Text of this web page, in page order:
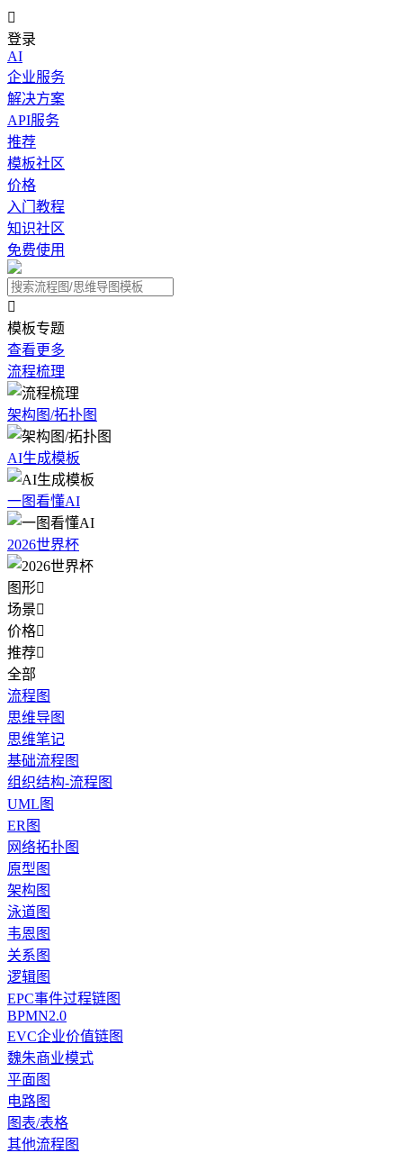

登录
AI
企业服务
解决方案
API服务
推荐
模板社区
价格
入门教程
知识社区
免费使用

模板专题
查看更多
流程梳理
架构图/拓扑图
AI生成模板
一图看懂AI
2026世界杯
图形
场景
价格
推荐
全部
流程图
思维导图
思维笔记
基础流程图
组织结构-流程图
UML图
ER图
网络拓扑图
原型图
架构图
泳道图
韦恩图
关系图
逻辑图
EPC事件过程链图
BPMN2.0
EVC企业价值链图
魏朱商业模式
平面图
电路图
图表/表格
其他流程图